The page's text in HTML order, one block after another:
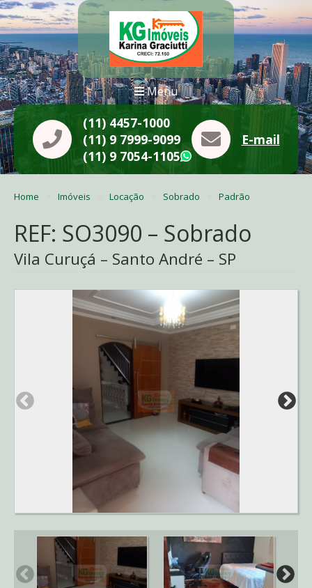
Menu
(11) 4457-1000
(11) 9 7999-9099
(11) 9 7054-1105
WhatsApp
E-mail
Home Imóveis Locação Sobrado Padrão
REF: SO3090 – Sobrado
Vila Curuçá – Santo André – SP